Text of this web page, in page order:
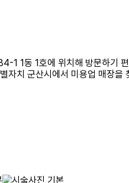
1 1동 1호에 위치해 방문하기
자치 군산시에서 미용업 매장을